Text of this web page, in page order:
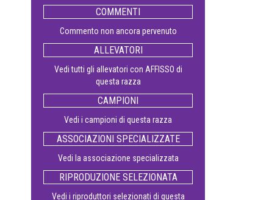
COMMENTI
Commento non ancora pervenuto
ALLEVATORI
Vedi tutti gli allevatori con AFFISSO di
questa razza
CAMPIONI
Vedi i campioni di questa razza
ASSOCIAZIONI SPECIALIZZATE
Vedi la associazione specializzata
RIPRODUZIONE SELEZIONATA
Vedi i riproduttori selezionati di questa